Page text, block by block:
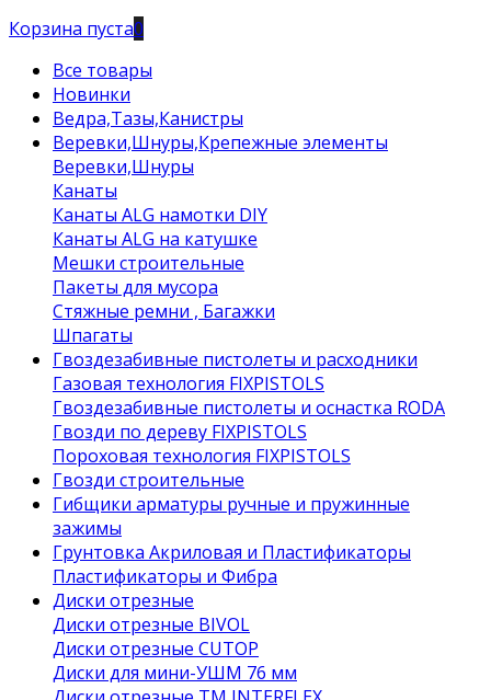
Корзина пуста0
Все товары
Новинки
Ведра,Тазы,Канистры
Веревки,Шнуры,Крепежные элементы
Веревки,Шнуры
Канаты
Канаты ALG намотки DIY
Канаты ALG на катушке
Мешки строительные
Пакеты для мусора
Стяжные ремни , Багажки
Шпагаты
Гвоздезабивные пистолеты и расходники
Газовая технология FIXPISTOLS
Гвоздезабивные пистолеты и оснастка RODA
Гвозди по дереву FIXPISTOLS
Пороховая технология FIXPISTOLS
Гвозди строительные
Гибщики арматуры ручные и пружинные
зажимы
Грунтовка Акриловая и Пластификаторы
Пластификаторы и Фибра
Диски отрезные
Диски отрезные BIVOL
Диски отрезные CUTOP
Диски для мини-УШМ 76 мм